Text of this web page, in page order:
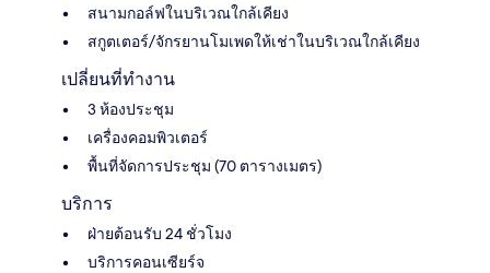
สนามกอล์ฟในบริเวณใกล้เคียง
สกูตเตอร์/จักรยานโมเพดให้เช่าในบริเวณใกล้เคียง
เปลี่ยนที่ทำงาน
3 ห้องประชุม
เครื่องคอมพิวเตอร์
พื้นที่จัดการประชุม (70 ตารางเมตร)
บริการ
ฝ่ายต้อนรับ 24 ชั่วโมง
บริการคอนเซียร์จ